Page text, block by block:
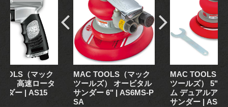
（マック
） 高速ロータ
ダー | AS15
MAC TOOLS（マック
ツールズ） オービタル
サンダー 6" | AS6MS-P
SA
MAC TOOLS（
ツールズ） 5"プ
ム デュアルアク
サンダー |